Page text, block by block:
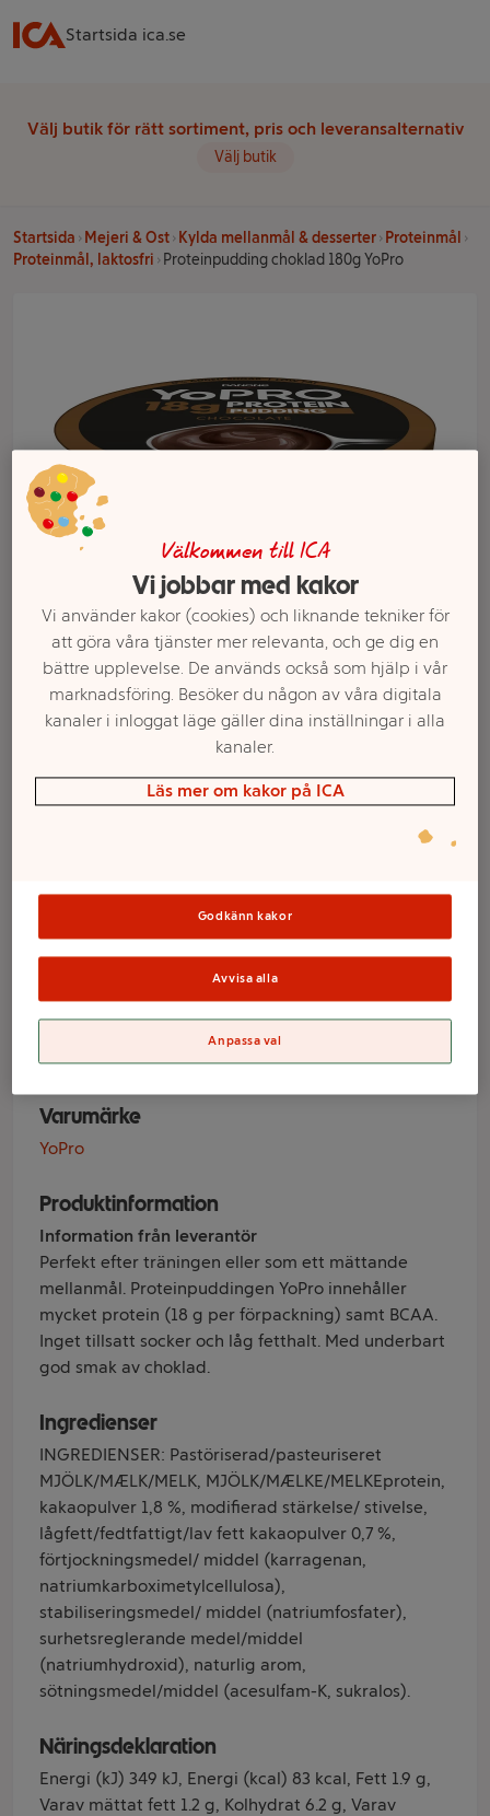
Startsida ica.se
Välj butik för rätt sortiment, pris och leveransalternativ
Välj butik
Startsida Mejeri & Ost Kylda mellanmål & desserter
Proteinmål
Proteinmål, laktosfri
Proteinpudding choklad 180g YoPro
Proteinpudding
choklad 180g
YoPro
Varumärke
YoPro
Produktinformation
Information från leverantör
Perfekt efter träningen eller som ett mättande
mellanmål. Proteinpuddingen YoPro innehåller
mycket protein (18 g per förpackning) samt BCAA.
Inget tillsatt socker och låg fetthalt. Med underbart
god smak av choklad.
Ingredienser
INGREDIENSER: Pastöriserad/pasteuriseret
MJÖLK/MÆLK/MELK, MJÖLK/MÆLKE/MELKEprotein,
kakaopulver 1,8 %, modifierad stärkelse/ stivelse,
lågfett/fedtfattigt/lav fett kakaopulver 0,7 %,
förtjockningsmedel/ middel (karragenan,
natriumkarboximetylcellulosa),
stabiliseringsmedel/ middel (natriumfosfater),
surhetsreglerande medel/middel
(natriumhydroxid), naturlig arom,
sötningsmedel/middel (acesulfam-K, sukralos).
Näringsdeklaration
Energi (kJ) 349 kJ, Energi (kcal) 83 kcal, Fett 1.9 g,
Varav mättat fett 1.2 g, Kolhydrat 6.2 g, Varav
Välj butik och handla
Välkommen till ICA
Vi jobbar med kakor
Vi använder kakor (cookies) och liknande tekniker för
att göra våra tjänster mer relevanta, och ge dig en
bättre upplevelse. De används också som hjälp i vår
marknadsföring. Besöker du någon av våra digitala
kanaler i inloggat läge gäller dina inställningar i alla
kanaler.
Läs mer om kakor på ICA
Godkänn kakor
Avvisa alla
Anpassa val